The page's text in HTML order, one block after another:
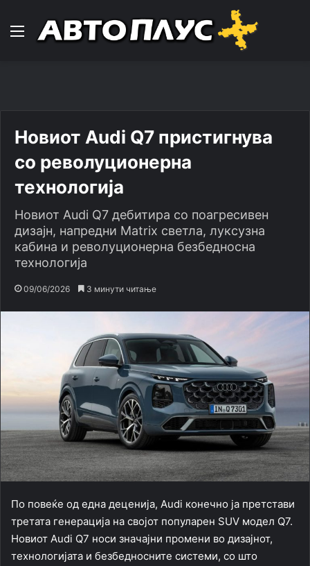
Навигација
Новиот Audi Q7 пристигнува
со револуционерна
технологија
Новиот Audi Q7 дебитира со поагресивен
дизајн, напредни Matrix светла, луксузна
кабина и револуционерна безбедносна
технологија
09/06/2026 3 минути читање
По повеќе од една деценија, Audi конечно ја претстави
третата генерација на својот популарен SUV модел Q7.
Новиот Audi Q7 носи значајни промени во дизајнот,
технологијата и безбедносните системи, со што